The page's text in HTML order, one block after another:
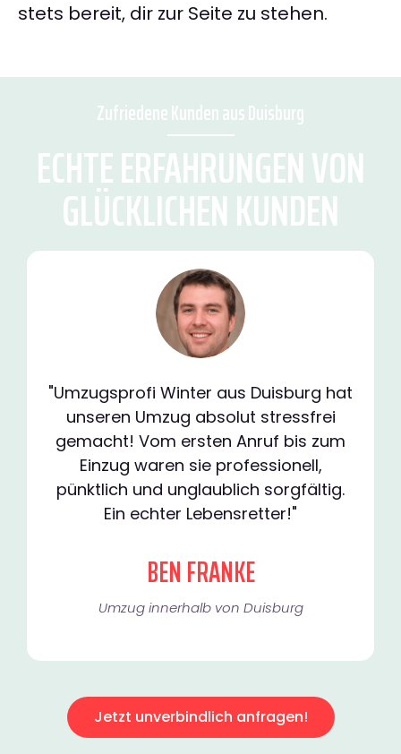
stets bereit, dir zur Seite zu stehen.
Zufriedene Kunden aus Duisburg
ECHTE ERFAHRUNGEN VON
GLÜCKLICHEN KUNDEN
"Umzugsprofi Winter aus Duisburg hat
unseren Umzug absolut stressfrei
gemacht! Vom ersten Anruf bis zum
Einzug waren sie professionell,
pünktlich und unglaublich sorgfältig.
Ein echter Lebensretter!"
BEN FRANKE
Umzug innerhalb von Duisburg​
Jetzt unverbindlich anfragen!